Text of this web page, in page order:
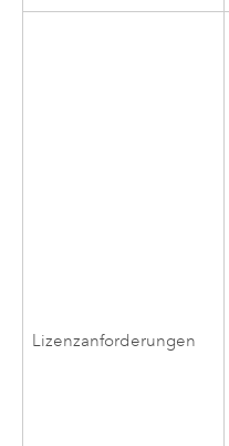
Lizenzanforderungen